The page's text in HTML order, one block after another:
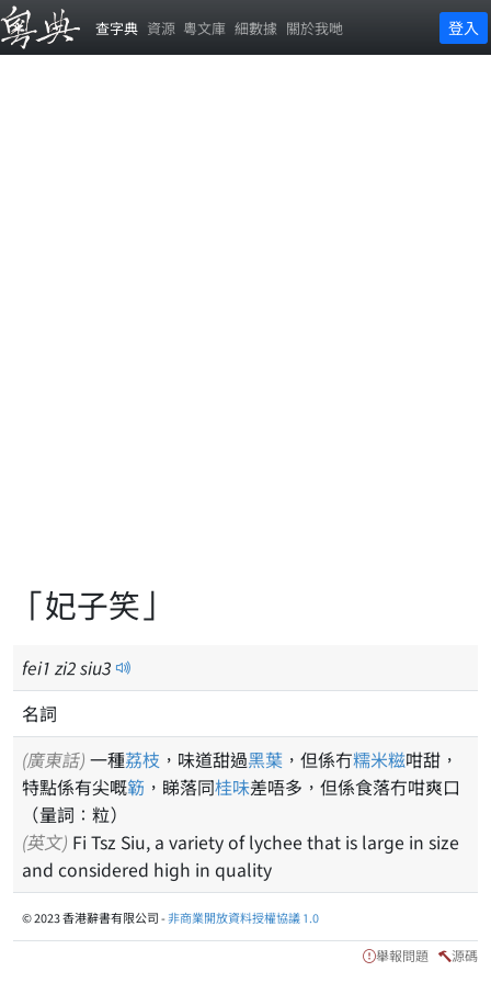
查字典 資源 粵文庫 細數據 關於我哋 登入
「妃子笑」
fei1 zi2siu3
名詞
(廣東話) 一種荔枝 ，味道甜過黑葉 ，但係冇糯米糍咁甜，
特點係有尖嘅簕 ，睇落同桂味差唔多，但係食落冇咁爽口
（量詞：粒）
(英文) Fi Tsz Siu, a variety of lychee that is large in size
and considered high in quality
© 2023 香港辭書有限公司 -非商業開放資料授權協議 1.0
舉報問題 源碼